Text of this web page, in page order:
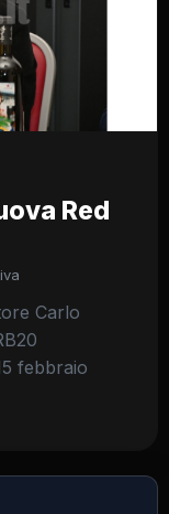
Red
Carlo
febbraio